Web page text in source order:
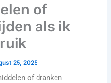
of
als ik
25, 2025
of dranken